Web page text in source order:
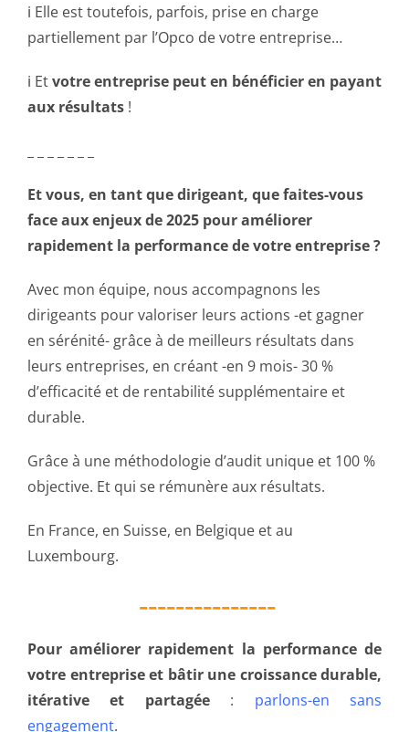
ℹ️ Elle est toutefois, parfois, prise en charge
partiellement par l’Opco de votre entreprise…
ℹ️ Etvotre entreprise peut en bénéficier en payant
aux résultats !
Et vous, en tant que dirigeant, que faites-vous
face aux enjeux de 2025 pour améliorer
rapidement la performance de votre entreprise ?
Avec mon équipe, nous accompagnons les
dirigeants pour valoriser leurs actions -et gagner
en sérénité- grâce à de meilleurs résultats dans
leurs entreprises, en créant -en 9 mois- 30 %
d’efficacité et de rentabilité supplémentaire et
durable.
Grâce à une méthodologie d’audit unique et 100 %
objective. Et qui se rémunère aux résultats.
En France, en Suisse, en Belgique et au
Luxembourg.
Pour améliorer rapidement la performance de
votre entreprise et bâtir une croissance durable,
itérative et partagée: parlons-en sans
engagement.